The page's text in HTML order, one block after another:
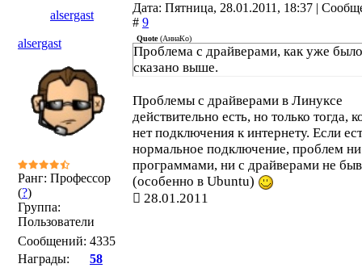
alsergast
Дата: Пятница, 28.01.2011, 18:37 |
# 9
alsergast
Ранг: Профессор
(?)
Группа:
Пользователи
Сообщений: 4335
Награды:
58
Quote(АннаКо)
Проблема с драйверами, как уже было
сказано выше.
Проблемы с драйверами в Линуксе
действительно есть, но только тогда,
нет подключения к интернету. Если
нормальное подключение, проблем
программами, ни с драйверами не
(особенно в Ubuntu)
28.01.2011